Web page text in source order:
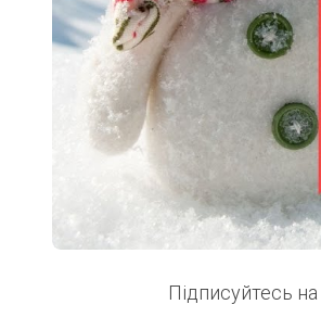
Підписуйтесь на